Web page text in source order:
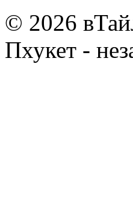
© 2026
Пхукет -